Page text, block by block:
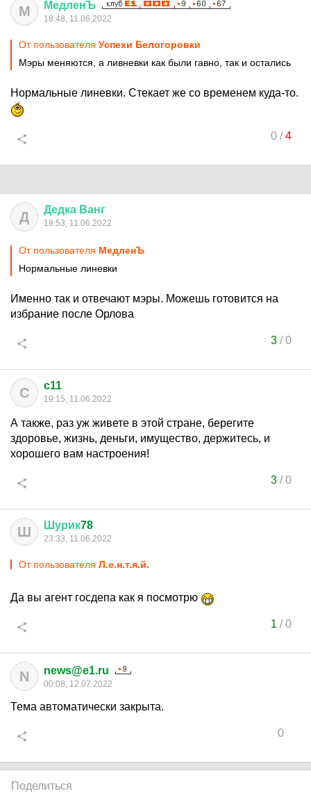
М МедленЪ
18:48, 11.06.2022
От пользователя Успехи Белогоровки
Мэры меняются, а ливневки как были гавно, так и остались
Нормальные линевки. Стекает же со временем куда-то.
0/4
Д Дедка Ванг
18:53, 11.06.2022
От пользователя МедленЪ
Нормальные линевки
Именно так и отвечают мэры. Можешь готовится на
избрание после Орлова
3/0
C c11
19:15, 11.06.2022
А также, раз уж живете в этой стране, берегите
здоровье, жизнь, деньги, имущество, держитесь, и
хорошего вам настроения!
3/0
Ш Шурик78
23:33, 11.06.2022
От пользователя Л.е.н.т.я.й.
Да вы агент госдепа как я посмотрю
1 /0
N news@e1.ru
00:08, 12.07.2022
Тема автоматически закрыта.
0
Поделиться